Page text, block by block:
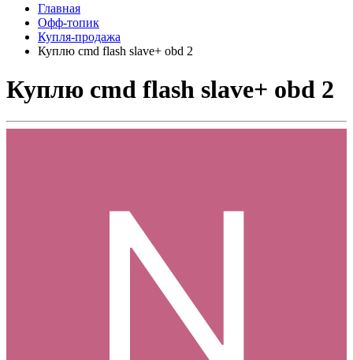
Главная
Офф-топик
Купля-продажа
Куплю cmd flash slave+ obd 2
Куплю cmd flash slave+ obd 2